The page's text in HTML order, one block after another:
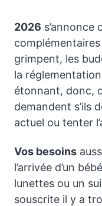
2026 s’annonce
grimpent, les
la
étonnant, donc,
demandent s’ils
actuel ou tenter
Vos besoins
l’arrivée d’un
lunettes ou un
souscrite il y a